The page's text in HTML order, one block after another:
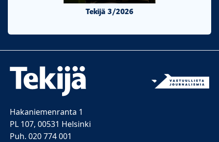
Tekijä 3/2026
Hakaniemenranta 1
PL 107, 00531 Helsinki
Puh. 020 774 001